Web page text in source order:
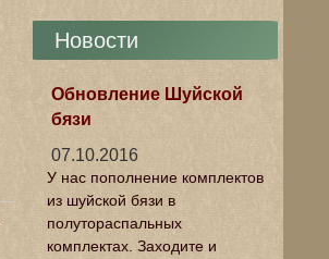
Новости
Обновление Шуйской
бязи
07.10.2016
У нас пополнение комплектов
из шуйской бязи в
полутораспальных
комплектах. Заходите и